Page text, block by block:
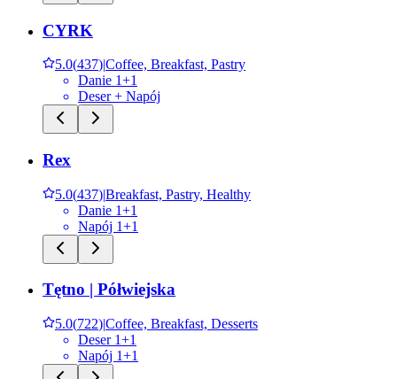
CYRK
5.0(437)|Coffee, Breakfast, Pastry
Danie 1+1
Deser + Napój
Rex
5.0(437)|Breakfast, Pastry, Healthy
Danie 1+1
Napój 1+1
Tętno | Półwiejska
5.0(722)|Coffee, Breakfast, Desserts
Deser 1+1
Napój 1+1